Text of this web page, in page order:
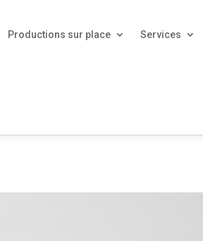
Productions sur place Services